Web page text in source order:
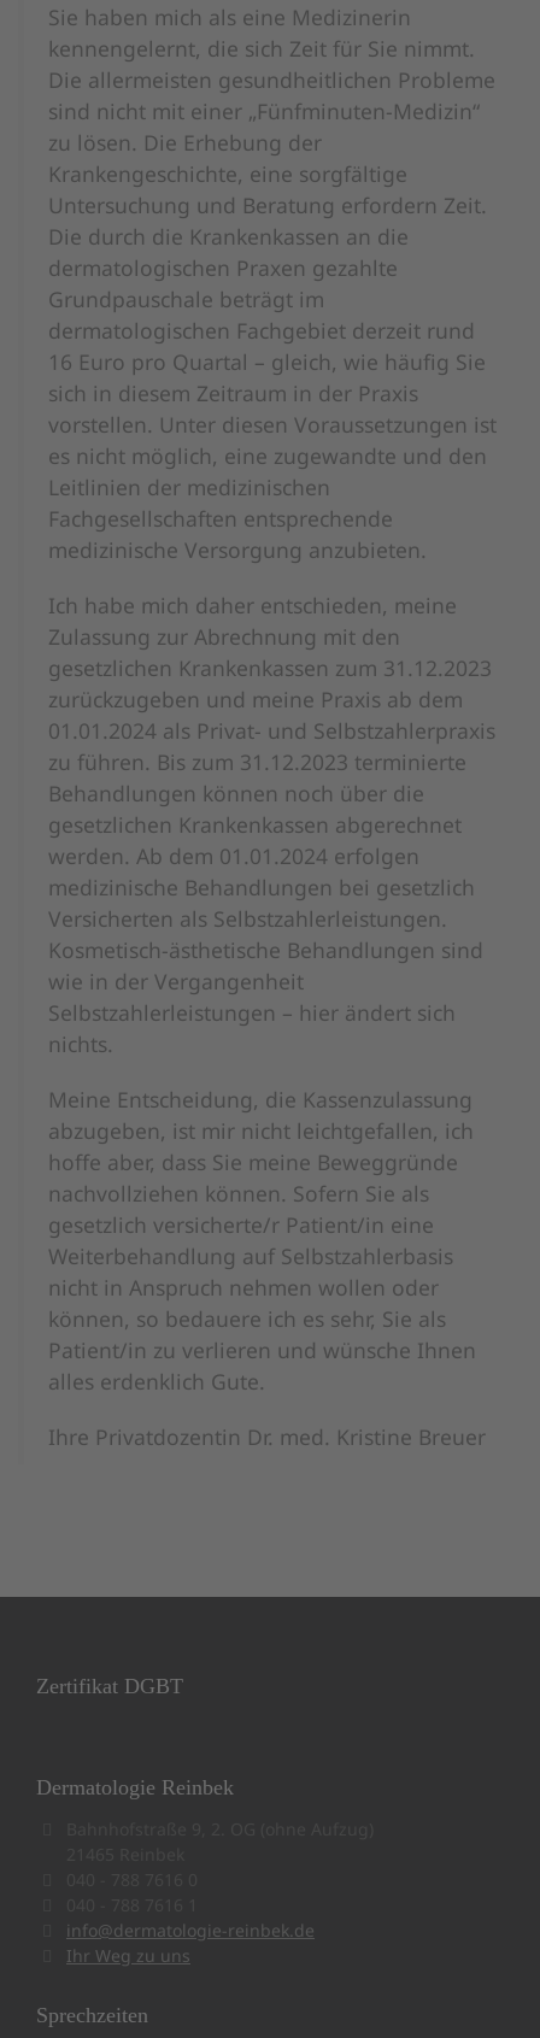
Sie haben mich als eine Medizinerin
kennengelernt, die sich Zeit für Sie nimmt.
Die allermeisten gesundheitlichen Probleme
sind nicht mit einer „Fünfminuten-Medizin“
zu lösen. Die Erhebung der
Krankengeschichte, eine sorgfältige
Untersuchung und Beratung erfordern Zeit.
Die durch die Krankenkassen an die
dermatologischen Praxen gezahlte
Grundpauschale beträgt im
dermatologischen Fachgebiet derzeit rund
16 Euro pro Quartal – gleich, wie häufig Sie
sich in diesem Zeitraum in der Praxis
vorstellen. Unter diesen Voraussetzungen ist
es nicht möglich, eine zugewandte und den
Leitlinien der medizinischen
Fachgesellschaften entsprechende
medizinische Versorgung anzubieten.
Ich habe mich daher entschieden, meine
Zulassung zur Abrechnung mit den
gesetzlichen Krankenkassen zum 31.12.2023
zurückzugeben und meine Praxis ab dem
01.01.2024 als Privat- und Selbstzahlerpraxis
zu führen. Bis zum 31.12.2023 terminierte
Behandlungen können noch über die
gesetzlichen Krankenkassen abgerechnet
werden. Ab dem 01.01.2024 erfolgen
medizinische Behandlungen bei gesetzlich
Versicherten als Selbstzahlerleistungen.
Kosmetisch-ästhetische Behandlungen sind
wie in der Vergangenheit
Selbstzahlerleistungen – hier ändert sich
nichts.
Meine Entscheidung, die Kassenzulassung
abzugeben, ist mir nicht leichtgefallen, ich
hoffe aber, dass Sie meine Beweggründe
nachvollziehen können. Sofern Sie als
gesetzlich versicherte/r Patient/in eine
Weiterbehandlung auf Selbstzahlerbasis
nicht in Anspruch nehmen wollen oder
können, so bedauere ich es sehr, Sie als
Patient/in zu verlieren und wünsche Ihnen
alles erdenklich Gute.
Ihre Privatdozentin Dr. med. Kristine Breuer
Zertifikat DGBT
Dermatologie Reinbek
info@dermatologie-reinbek.de
Ihr Weg zu uns
Sprechzeiten